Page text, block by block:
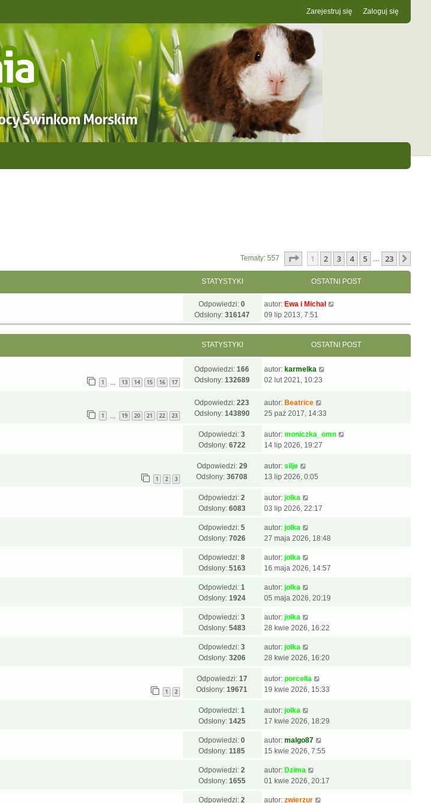
Zaloguj się
Zarejestruj się
Tematy: 557 Strona1 z23
1 2 3 4 5 … 23
STATYSTYKI OSTATNI POST
Odpowiedzi:0
Odsłony: 316147
autor: Ewa i Michał
09 lip 2013, 7:51
STATYSTYKI OSTATNI POST
1 13 14 15 16 17
Odpowiedzi:166
Odsłony: 132689
autor: karmelka
02 lut 2021, 10:23
1 19 20 21 22 23
Odpowiedzi:223
Odsłony: 143890
autor: Beatrice
25 paź 2017, 14:33
Odpowiedzi:3
Odsłony: 6722
autor: moniczka_omn
14 lip 2026, 19:27
1 2 3
Odpowiedzi: 29
Odsłony:36708
autor: silje
13 lip 2026, 0:05
Odpowiedzi:2
Odsłony: 6083
autor: jolka
03 lip 2026, 22:17
Odpowiedzi:5
Odsłony: 7026
autor: jolka
27 maja 2026, 18:48
Odpowiedzi:8
Odsłony: 5163
autor: jolka
16 maja 2026, 14:57
Odpowiedzi:1
Odsłony: 1924
autor: jolka
05 maja 2026, 20:19
Odpowiedzi:3
Odsłony: 5483
autor: jolka
28 kwie 2026, 16:22
Odpowiedzi:3
Odsłony: 3206
autor: jolka
28 kwie 2026, 16:20
1 2
Odpowiedzi: 17
Odsłony:19671
autor: porcella
19 kwie 2026, 15:33
Odpowiedzi:1
Odsłony: 1425
autor: jolka
17 kwie 2026, 18:29
Odpowiedzi:0
Odsłony:1185
autor: malgo87
15 kwie 2026, 7:55
Odpowiedzi:2
Odsłony: 1655
autor: Dzima
01 kwie 2026, 20:17
Odpowiedzi:2
autor: zwierzur